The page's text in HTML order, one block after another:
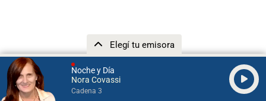
Noche y Día
Nora Covassi
Cadena 3
Elegí tu emisora